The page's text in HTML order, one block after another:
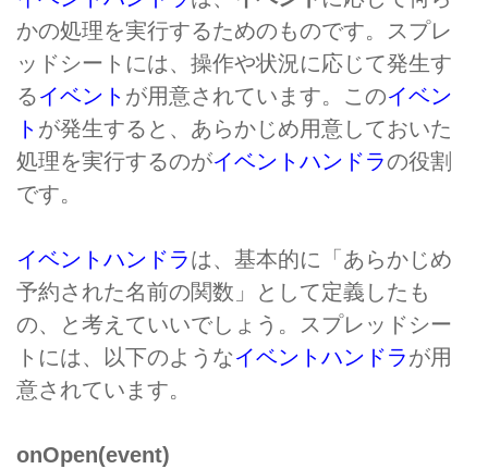
かの処理を実行するためのものです。スプレ
ッドシートには、操作や状況に応じて発生す
るイベント が用意されています。このイベン
ト が発生すると、あらかじめ用意しておいた
処理を実行するのがイベントハンドラの役割
です。
イベントハンドラは、基本的に「あらかじめ
予約された名前の関数」として定義したも
の、と考えていいでしょう。スプレッドシー
トには、以下のようなイベントハンドラが用
意されています。
onOpen(event)